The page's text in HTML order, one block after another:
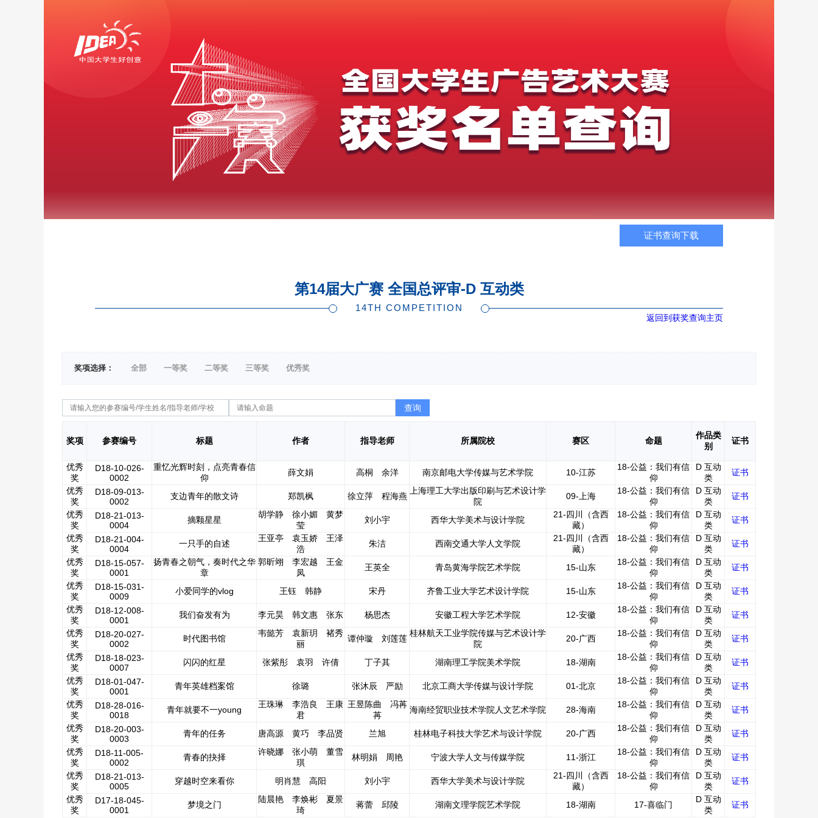
证书查询下载
第14届大广赛 全国总评审-D 互动类
14TH COMPETITION
返回到获奖查询主页
奖项选择： 全部 一等奖 二等奖 三等奖 优秀奖
查询
奖项 参赛编号 标题 作者 指导老师 所属院校 赛区 命题
作品类
别
证书
优秀
奖
D18-10-026-
0002
重忆光辉时刻，点亮青春信
仰
薛文娟 高桐 余洋 南京邮电大学传媒与艺术学院 10-江苏
18-公益：我们有信
仰
D 互动
类
证书
优秀
奖
D18-09-013-
0002
支边青年的散文诗 郑凯枫 徐立萍 程海燕
上海理工大学出版印刷与艺术设计学
院
09-上海
18-公益：我们有信
仰
D 互动
类
证书
优秀
奖
D18-21-013-
0004
摘颗星星
胡学静 徐小媚 黄梦
莹
刘小宇 西华大学美术与设计学院
21-四川（含西
藏）
18-公益：我们有信
仰
D 互动
类
证书
优秀
奖
D18-21-004-
0004
一只手的自述
王亚亭 袁玉娇 王泽
浩
朱洁 西南交通大学人文学院
21-四川（含西
藏）
18-公益：我们有信
仰
D 互动
类
证书
优秀
奖
D18-15-057-
0001
扬青春之朝气，奏时代之华
章
郭昕翊 李宏越 王金
凤
王英全 青岛黄海学院艺术学院 15-山东
18-公益：我们有信
仰
D 互动
类
证书
优秀
奖
D18-15-031-
0009
小爱同学的vlog 王钰 韩静 宋丹 齐鲁工业大学艺术设计学院 15-山东
18-公益：我们有信
仰
D 互动
类
证书
优秀
奖
D18-12-008-
0001
我们奋发有为 李元昊 韩文惠 张东 杨思杰 安徽工程大学艺术学院 12-安徽
18-公益：我们有信
仰
D 互动
类
证书
优秀
奖
D18-20-027-
0002
时代图书馆
韦懿芳 袁新玥 褚秀
丽
谭仲璇 刘莲莲
桂林航天工业学院传媒与艺术设计学
院
20-广西
18-公益：我们有信
仰
D 互动
类
证书
优秀
奖
D18-18-023-
0007
闪闪的红星 张紫彤 袁羽 许倩 丁子其 湖南理工学院美术学院 18-湖南
18-公益：我们有信
仰
D 互动
类
证书
优秀
奖
D18-01-047-
0001
青年英雄档案馆 徐璐 张沐辰 严励 北京工商大学传媒与设计学院 01-北京
18-公益：我们有信
仰
D 互动
类
证书
优秀
奖
D18-28-016-
0018
青年就要不一young
王珠琳 李浩良 王康
君
王昱陈曲 冯苒
苒
海南经贸职业技术学院人文艺术学院 28-海南
18-公益：我们有信
仰
D 互动
类
证书
优秀
奖
D18-20-003-
0003
青年的任务 唐高源 黄巧 李品贤 兰旭 桂林电子科技大学艺术与设计学院 20-广西
18-公益：我们有信
仰
D 互动
类
证书
优秀
奖
D18-11-005-
0002
青春的抉择
许晓娜 张小萌 董雪
琪
林明娟 周艳 宁波大学人文与传媒学院 11-浙江
18-公益：我们有信
仰
D 互动
类
证书
优秀
奖
D18-21-013-
0005
穿越时空来看你 明肖慧 高阳 刘小宇 西华大学美术与设计学院
21-四川（含西
藏）
18-公益：我们有信
仰
D 互动
类
证书
优秀
奖
D17-18-045-
0001
梦境之门
陆晨艳 李焕彬 夏景
琦
蒋蕾 邱陵 湖南文理学院艺术学院 18-湖南 17-喜临门
D 互动
类
证书